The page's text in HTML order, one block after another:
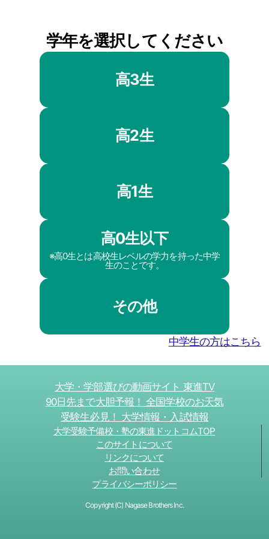
学年を選択してください
高3生
高2生
高1生
高0生以下
※高0生とは高校生レベルの学力を持った中学
生のことです。
その他
中学生の方はこちら
大学・学部選びの動画サイト 東進TV
90日先まで大胆予報！ 全国学校のお天気
受験生必見！ 大学情報・入試情報
大学受験予備校・塾の東進ドットコムTOP
このサイトについて
リンクについて
お問い合わせ
プライバシーポリシー
Copyright (C) Nagase Brothers Inc.